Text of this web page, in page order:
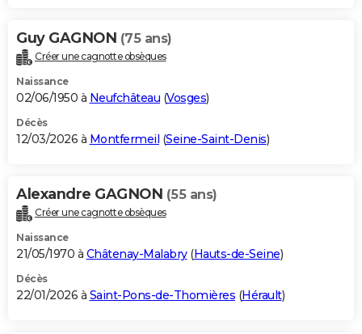
Guy GAGNON (75 ans)
Créer une cagnotte obsèques
Naissance
02/06/1950 à Neufchâteau (Vosges)
Décès
12/03/2026 à Montfermeil (Seine-Saint-Denis)
Alexandre GAGNON (55 ans)
Créer une cagnotte obsèques
Naissance
21/05/1970 à Châtenay-Malabry(Hauts-de-Seine)
Décès
22/01/2026 à Saint-Pons-de-Thomières (Hérault)